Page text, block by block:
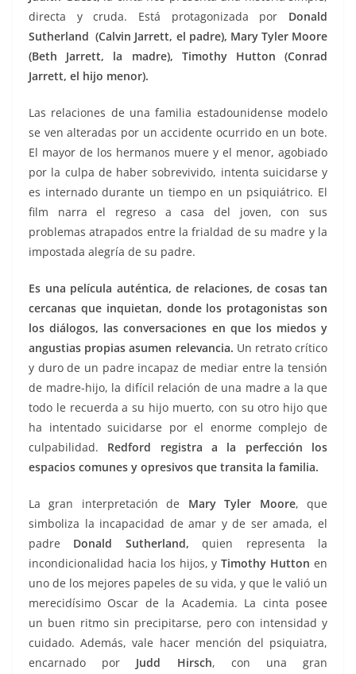
directa y cruda. Está protagonizada por Donald
Sutherland (Calvin Jarrett, el padre), Mary Tyler Moore
(Beth Jarrett, la madre),
Timothy Hutton (Conrad
Jarrett, el hijo menor).
Las relaciones de una familia estadounidense modelo
se ven alteradas por un accidente ocurrido en un bote.
El mayor de los hermanos muere y el menor, agobiado
por la culpa de haber sobrevivido, intenta suicidarse y
es internado durante un tiempo en un psiquiátrico. El
film narra el regreso a casa del joven, con sus
problemas atrapados entre la frialdad de su madre y la
impostada alegría de su padre.
Es una película auténtica, de relaciones, de cosas tan
cercanas que inquietan, donde los protagonistas son
los diálogos, las conversaciones en que los miedos y
angustias propias asumen relevancia. Un retrato crítico
y duro de un padre incapaz de mediar entre la tensión
de madre-hijo, la difícil relación de una madre a la que
todo le recuerda a su hijo muerto, con su otro hijo que
ha intentado suicidarse por el enorme complejo de
culpabilidad. Redford registra a la perfección los
espacios comunes y opresivos que transita la familia.
La gran interpretación de Mary Tyler Moore, que
simboliza la incapacidad de amar y de ser amada, el
padre Donald Sutherland, quien representa la
incondicionalidad hacia los hijos, yTimothy Hutton en
uno de los mejores papeles de su vida, y que le valió un
merecidísimo Oscar de la Academia. La cinta posee
un buen ritmo sin precipitarse, pero con intensidad y
cuidado. Además, vale hacer mención del psiquiatra,
encarnado por Judd Hirsch, con una gran